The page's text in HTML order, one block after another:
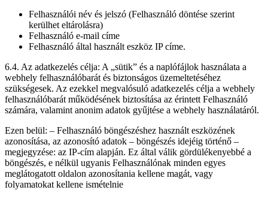
Felhasználói név és jelszó (Felhasználó döntése szerint
kerülhet eltárolásra)
Felhasználó e-mail címe
Felhasználó által használt eszköz IP címe.
6.4. Az adatkezelés célja: A „sütik” és a naplófájlok használata a
webhely felhasználóbarát és biztonságos üzemeltetéséhez
szükségesek. Az ezekkel megvalósuló adatkezelés célja a webhely
felhasználóbarát működésének biztosítása az érintett Felhasználó
számára, valamint anonim adatok gyűjtése a webhely használatáról.
Ezen belül: – Felhasználó böngészéshez használt eszközének
azonosítása, az azonosító adatok – böngészés idejéig történő –
megjegyzése: az IP-cím alapján. Ez által válik gördülékenyebbé a
böngészés, e nélkül ugyanis Felhasználónak minden egyes
meglátogatott oldalon azonosítania kellene magát, vagy
folyamatokat kellene ismételnie